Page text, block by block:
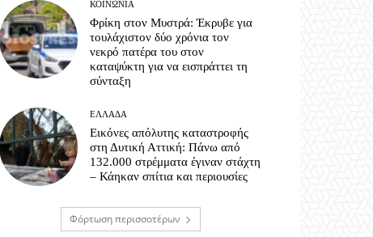
ΚΟΙΝΩΝΊΑ
Φρίκη στον Μυστρά: Έκρυβε για
τουλάχιστον δύο χρόνια τον
νεκρό πατέρα του στον
καταψύκτη για να εισπράττει τη
σύνταξη
ΕΛΛΆΔΑ
Εικόνες απόλυτης καταστροφής
στη Δυτική Αττική: Πάνω από
132.000 στρέμματα έγιναν στάχτη
– Κάηκαν σπίτια και περιουσίες
Φόρτωση περισσοτέρων